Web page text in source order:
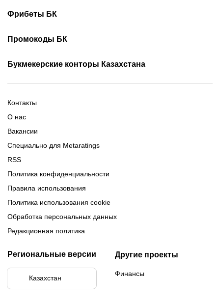
Скачать Париматч
Фрибеты БК
Промокоды БК
Промокоды Париматч
Промокоды Ubet
Букмекерские конторы Казахстана
Обзор Олимпбет
Обзор Ubet
Контакты
О нас
Вакансии
Специально для Metaratings
RSS
Политика конфиденциальности
Правила использования
Политика использования cookie
Обработка персональных данных
Редакционная политика
Региональные версии
Казахстан
Другие проекты
Финансы